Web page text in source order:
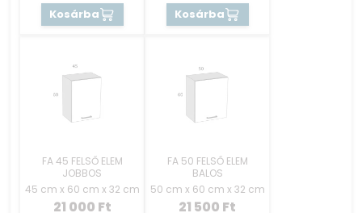
Kosárba Kosárba
FA 45 FELSŐ ELEM
JOBBOS
45 cm x 60 cm x 32 cm
21 000 Ft
FA 50 FELSŐ ELEM
BALOS
50 cm x 60 cm x 32 cm
21 500 Ft